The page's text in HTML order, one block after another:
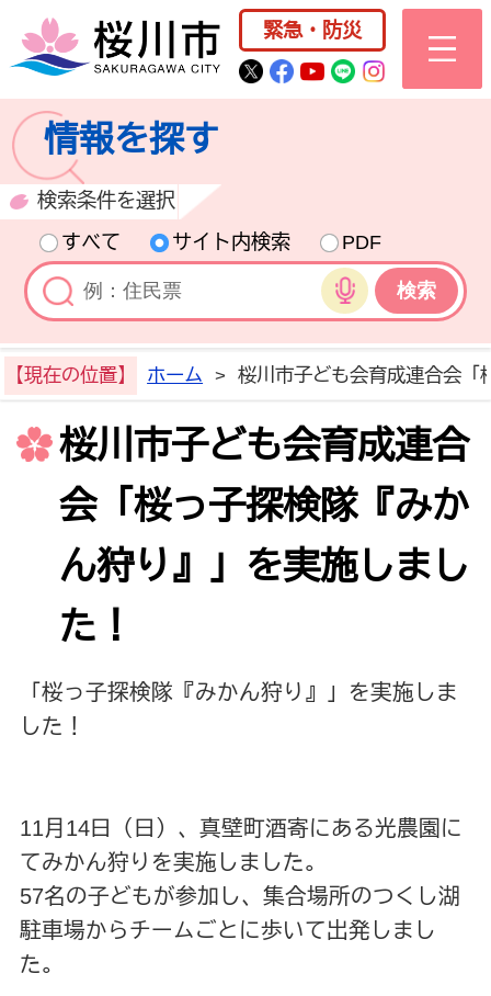
桜川市公式ホー
緊急・防災
桜川市公式Twitter
桜川市公式
桜川市公式
桜川市公式
情報を探す
検索条件を選択
すべて
サイト内検索
PDF
音声検索
【現在の位置】 ホーム > 桜川市子ども会育成連合会「
桜川市子ども会育成連合
会「桜っ子探検隊『みか
ん狩り』」を実施しまし
た！
「桜っ子探検隊『みかん狩り』」を実施しま
した！
11月14日（日）、真壁町酒寄にある光農園に
てみかん狩りを実施しました。
57名の子どもが参加し、集合場所のつくし湖
駐車場からチームごとに歩いて出発しまし
た。